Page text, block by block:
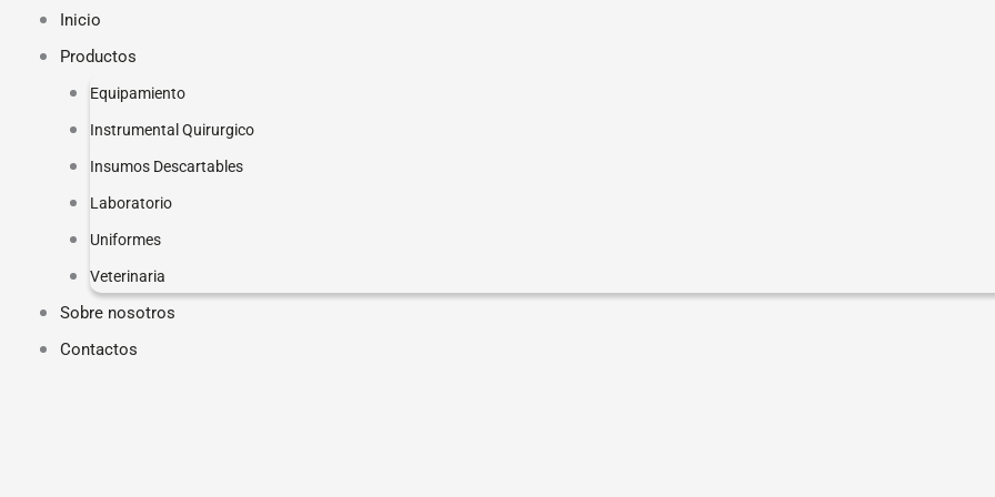
contenido
Inicio
Productos
Equipamiento
Instrumental Quirurgico
Insumos Descartables
Laboratorio
Uniformes
Veterinaria
Sobre nosotros
Contactos